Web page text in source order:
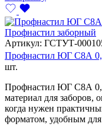
Профнастил заборный
Артикул: ГСТУТ-
Профнастил ЮГ С8А
шт.
Профнастил ЮГ С8А
материал для заборов,
когда нужен
форматом, удобным